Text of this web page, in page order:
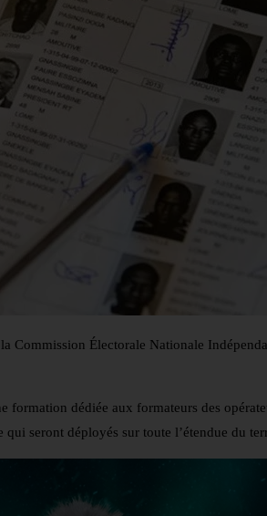
Commission Électorale Nationale
dédiée aux formateurs des
seront déployés sur toute l’étendue du